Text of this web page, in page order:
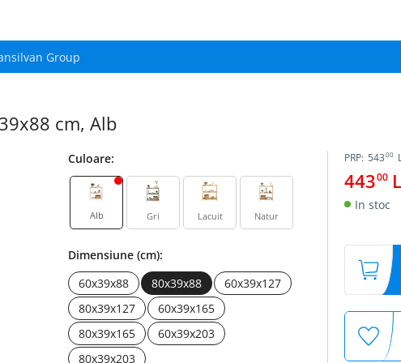
Group
cm, Alb
Culoare:
Alb Gri Lacuit Natur
Dimensiune (cm):
60x39x88
80x39x88
60x39x127
80x39x127
60x39x165
80x39x165
60x39x203
80x39x203
PRP: 54300
44300
In stoc